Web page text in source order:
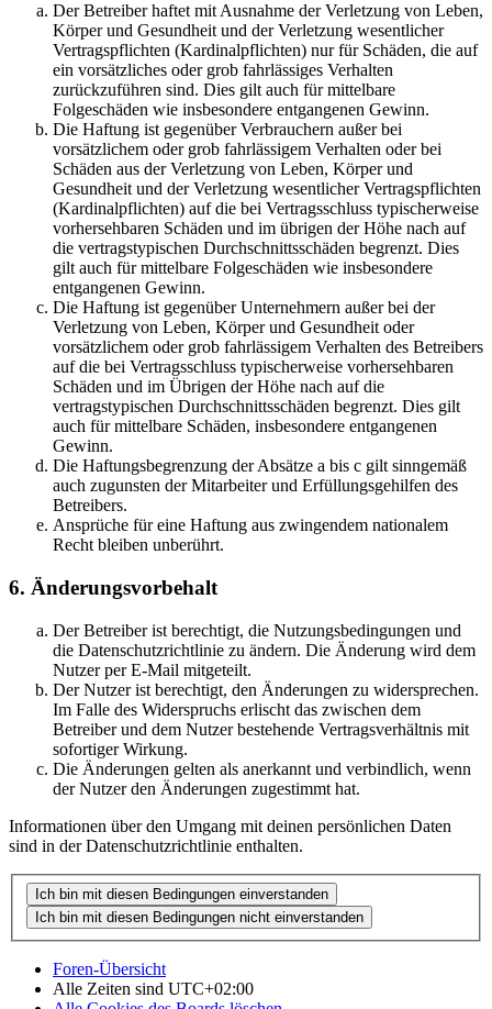
Der Betreiber haftet mit Ausnahme der Verletzung von Leben,
Körper und Gesundheit und der Verletzung wesentlicher
Vertragspflichten (Kardinalpflichten) nur für Schäden, die auf
ein vorsätzliches oder grob fahrlässiges Verhalten
zurückzuführen sind. Dies gilt auch für mittelbare
Folgeschäden wie insbesondere entgangenen Gewinn.
Die Haftung ist gegenüber Verbrauchern außer bei
vorsätzlichem oder grob fahrlässigem Verhalten oder bei
Schäden aus der Verletzung von Leben, Körper und
Gesundheit und der Verletzung wesentlicher Vertragspflichten
(Kardinalpflichten) auf die bei Vertragsschluss typischerweise
vorhersehbaren Schäden und im übrigen der Höhe nach auf
die vertragstypischen Durchschnittsschäden begrenzt. Dies
gilt auch für mittelbare Folgeschäden wie insbesondere
entgangenen Gewinn.
Die Haftung ist gegenüber Unternehmern außer bei der
Verletzung von Leben, Körper und Gesundheit oder
vorsätzlichem oder grob fahrlässigem Verhalten des Betreibers
auf die bei Vertragsschluss typischerweise vorhersehbaren
Schäden und im Übrigen der Höhe nach auf die
vertragstypischen Durchschnittsschäden begrenzt. Dies gilt
auch für mittelbare Schäden, insbesondere entgangenen
Gewinn.
Die Haftungsbegrenzung der Absätze a bis c gilt sinngemäß
auch zugunsten der Mitarbeiter und Erfüllungsgehilfen des
Betreibers.
Ansprüche für eine Haftung aus zwingendem nationalem
Recht bleiben unberührt.
6. Änderungsvorbehalt
Der Betreiber ist berechtigt, die Nutzungsbedingungen und
die Datenschutzrichtlinie zu ändern. Die Änderung wird dem
Nutzer per E-Mail mitgeteilt.
Der Nutzer ist berechtigt, den Änderungen zu widersprechen.
Im Falle des Widerspruchs erlischt das zwischen dem
Betreiber und dem Nutzer bestehende Vertragsverhältnis mit
sofortiger Wirkung.
Die Änderungen gelten als anerkannt und verbindlich, wenn
der Nutzer den Änderungen zugestimmt hat.
Informationen über den Umgang mit deinen persönlichen Daten
sind in der Datenschutzrichtlinie enthalten.
Foren-Übersicht
Alle Zeiten sind UTC+02:00